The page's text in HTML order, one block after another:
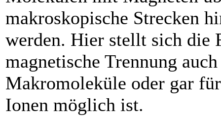
makroskopische Strecken
werden. Hier stellt sich die
magnetische Trennung
Makromoleküle oder gar
Ionen möglich ist.